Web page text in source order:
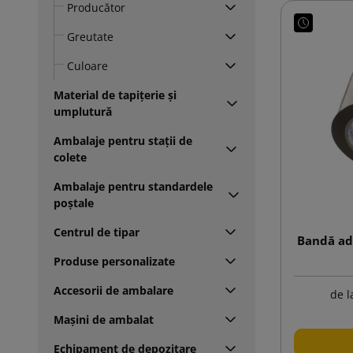
Producător
Greutate
Culoare
Material de tapițerie și
umplutură
Ambalaje pentru stații de
colete
Ambalaje pentru standardele
poștale
Centrul de tipar
Produse personalizate
Accesorii de ambalare
Mașini de ambalat
Echipament de depozitare
Bandă
de